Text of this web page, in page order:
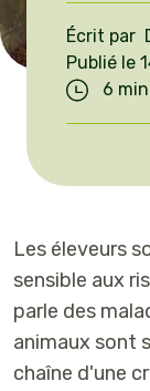
Écrit par
Publié le
6
Les éleveurs
sensible aux
parle des
animaux sont
chaîne d'une